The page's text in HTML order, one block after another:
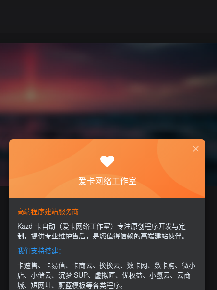
爱卡网络工作室
高端程序建站服务商
Kazd 卡自动（爱卡网络工作室）专注原创程序开发与定
制，提供专业维护售后，是您值得信赖的高端建站伙伴。
我们支持搭建：
卡速售、卡易信、卡商云、换换云、数卡网、数卡购、微小
店、小储云、沉梦 SUP、虚拟匠、优权益、小氢云、云商
城、短网址、蔚蓝模板等各类程序。